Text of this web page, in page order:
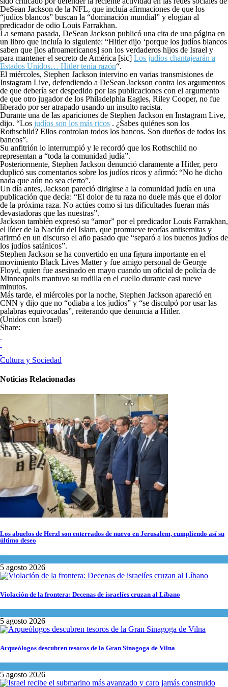
DeSean Jackson de la NFL, que incluía afirmaciones de que los
“judíos blancos” buscan la “dominación mundial” y elogian al
predicador de odio Louis Farrakhan.
La semana pasada, DeSean Jackson publicó una cita de una página en
un libro que incluía lo siguiente: “Hitler dijo ‘porque los judíos blancos
saben que [los afroamericanos] son ​​los verdaderos hijos de Israel y
para mantener el secreto de América [sic] Los judíos chantajearán a
Estados Unidos… Hitler tenía razón“.
El miércoles, Stephen Jackson intervino en varias transmisiones de
Instagram Live, defendiendo a DeSean Jackson contra los argumentos
de que debería ser despedido por las publicaciones con el argumento
de que otro jugador de los Philadelphia Eagles, Riley Cooper, no fue
liberado por ser atrapado usando un insulto racista.
Durante una de las apariciones de Stephen Jackson en Instagram Live,
dijo. “Los judíos son los más ricos . ¿Sabes quiénes son los
Rothschild? Ellos controlan todos los bancos. Son dueños de todos los
bancos”.
Su anfitrión lo interrumpió y le recordó que los Rothschild no
representan a “toda la comunidad judía”.
Posteriormente, Stephen Jackson denunció claramente a Hitler, pero
duplicó sus comentarios sobre los judíos ricos y afirmó: “No he dicho
nada que aún no sea cierto”.
Un día antes, Jackson pareció dirigirse a la comunidad judía en una
publicación que decía: “El dolor de tu raza no duele más que el dolor
de la próxima raza. No actúes como si tus dificultades fueran más
devastadoras que las nuestras”.
Jackson también expresó su “amor” por el predicador Louis Farrakhan,
el líder de la Nación del Islam, que promueve teorías antisemitas y
afirmó en un discurso el año pasado que “separó a los buenos judíos de
los judíos satánicos”.
Stephen Jackson se ha convertido en una figura importante en el
movimiento Black Lives Matter y fue amigo personal de George
Floyd, quien fue asesinado en mayo cuando un oficial de policía de
Minneapolis mantuvo su rodilla en el cuello durante casi nueve
minutos.
Más tarde, el miércoles por la noche, Stephen Jackson apareció en
CNN y dijo que no “odiaba a los judíos” y “se disculpó por usar las
palabras equivocadas”, reiterando que denuncia a Hitler.
(Unidos con Israel)
Share:
Cultura y Sociedad
Noticias Relacionadas
Los abuelos de Herzl son enterrados de nuevo en Jerusalem, cumpliendo así su
último deseo
5 agosto 2026
Violación de la frontera: Decenas de israelíes cruzan al Líbano
5 agosto 2026
Arqueólogos descubren tesoros de la Gran Sinagoga de Vilna
5 agosto 2026